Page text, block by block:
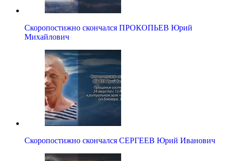
Скоропостижно скончался ПРОКОПЬЕВ Юрий
Михайлович
Скоропостижно скончался СЕРГЕЕВ Юрий Иванович